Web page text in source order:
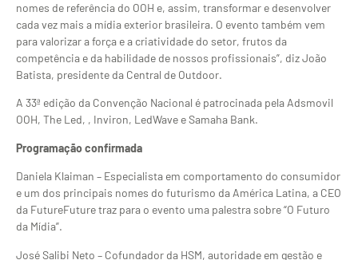
nomes de referência do OOH e, assim, transformar e desenvolver
cada vez mais a mídia exterior brasileira. O evento também vem
para valorizar a força e a criatividade do setor, frutos da
competência e da habilidade de nossos profissionais”, diz João
Batista, presidente da Central de Outdoor.
A 33ª edição da Convenção Nacional é patrocinada pela Adsmovil
OOH, The Led, , Inviron, LedWave e Samaha Bank.
Programação confirmada
Daniela Klaiman – Especialista em comportamento do consumidor
e um dos principais nomes do futurismo da América Latina, a CEO
da FutureFuture traz para o evento uma palestra sobre “O Futuro
da Mídia”.
José Salibi Neto – Cofundador da HSM, autoridade em gestão e